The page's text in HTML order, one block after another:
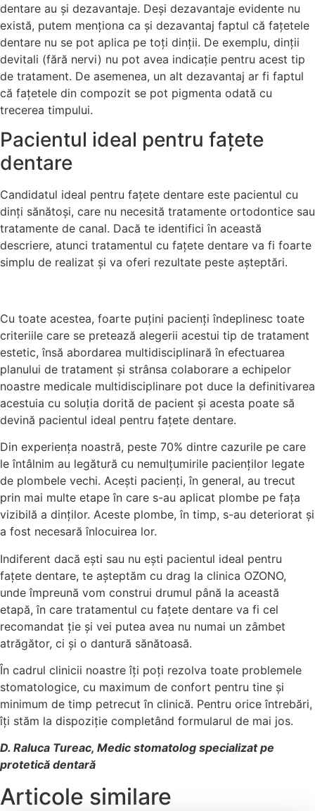
dentare au și dezavantaje. Deși dezavantaje evidente nu
există, putem menționa ca și dezavantaj faptul că fațetele
dentare nu se pot aplica pe toți dinții. De exemplu, dinții
devitali (fără nervi) nu pot avea indicație pentru acest tip
de tratament. De asemenea, un alt dezavantaj ar fi faptul
că fațetele din compozit se pot pigmenta odată cu
trecerea timpului.
Pacientul ideal pentru fațete
dentare
Candidatul ideal pentru fațete dentare este pacientul cu
dinți sănătoși, care nu necesită tratamente ortodontice sau
tratamente de canal. Dacă te identifici în această
descriere, atunci tratamentul cu fațete dentare va fi foarte
simplu de realizat și va oferi rezultate peste așteptări.
Cu toate acestea, foarte puțini pacienți îndeplinesc toate
criteriile care se pretează alegerii acestui tip de tratament
estetic, însă abordarea multidisciplinară în efectuarea
planului de tratament și strânsa colaborare a echipelor
noastre medicale multidisciplinare pot duce la definitivarea
acestuia cu soluția dorită de pacient și acesta poate să
devină pacientul ideal pentru fațete dentare.
Din experiența noastră, peste 70% dintre cazurile pe care
le întâlnim au legătură cu nemulțumirile pacienților legate
de plombele vechi. Acești pacienți, în general, au trecut
prin mai multe etape în care s-au aplicat plombe pe fața
vizibilă a dinților. Aceste plombe, în timp, s-au deteriorat și
a fost necesară înlocuirea lor.
Indiferent dacă ești sau nu ești pacientul ideal pentru
fațete dentare, te așteptăm cu drag la clinica OZONO,
unde împreună vom construi drumul până la această
etapă, în care tratamentul cu fațete dentare va fi cel
recomandat ție și vei putea avea nu numai un zâmbet
atrăgător, ci și o dantură sănătoasă.
În cadrul clinicii noastre îți poți rezolva toate problemele
stomatologice, cu maximum de confort pentru tine și
minimum de timp petrecut în clinică. Pentru orice întrebări,
îți stăm la dispoziție completând formularul de mai jos.
D. Raluca Tureac, Medic stomatolog specializat pe
protetică dentară
Articole similare